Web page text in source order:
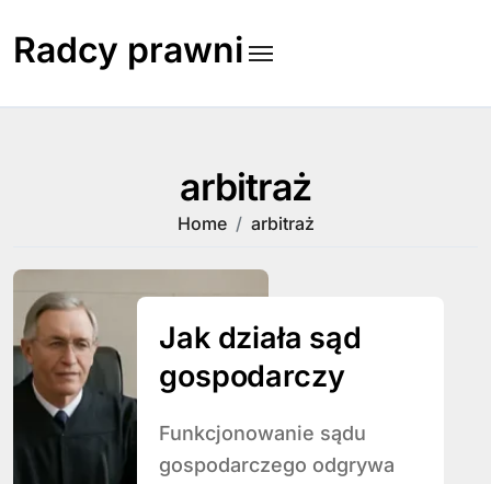
content
Radcy prawni
arbitraż
Home arbitraż
Jak działa sąd
gospodarczy
Funkcjonowanie sądu
gospodarczego odgrywa